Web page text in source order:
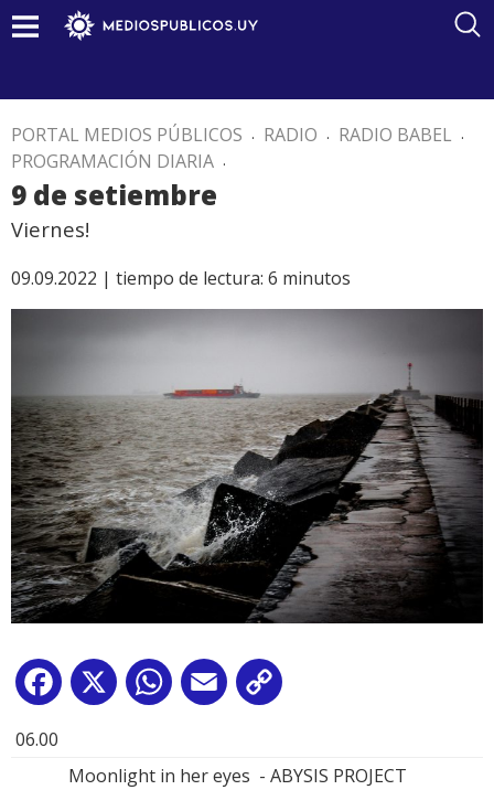
PORTAL MEDIOS PÚBLICOS . RADIO . RADIO BABEL .
PROGRAMACIÓN DIARIA .
9 de setiembre
Viernes!
09.09.2022 | tiempo de lectura: 6 minutos
Facebook
X WhatsApp
Email
06.00
Moonlight in her eyes - ABYSIS PROJECT